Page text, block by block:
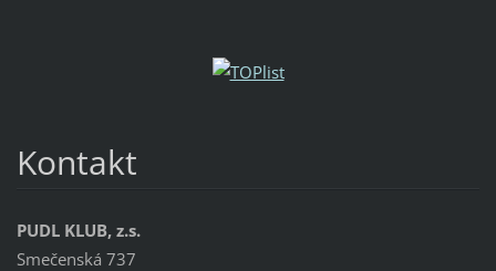
Kontakt
PUDL KLUB, z.s.
Smečenská 737